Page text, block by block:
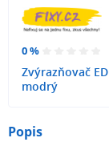
0 %
Zvýrazňovač
modrý
Popis